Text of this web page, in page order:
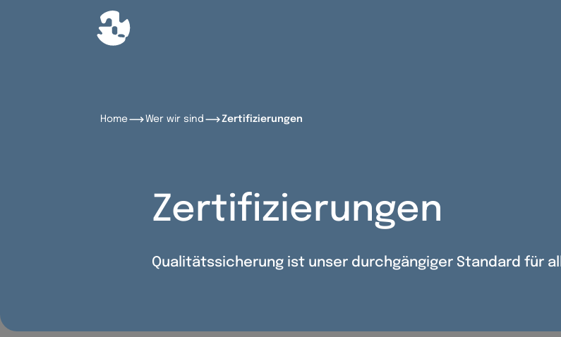
Home Wer wir sind Zertifizierungen
Zertifizierungen
Qualitätssicherung ist unser durchgängiger Standard für